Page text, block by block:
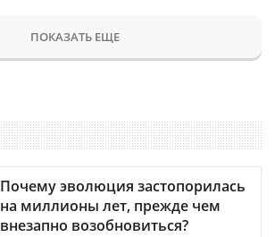
ПОКАЗАТЬ ЕЩЕ
Почему эволюция застопорилась
на миллионы лет, прежде чем
внезапно возобновиться?